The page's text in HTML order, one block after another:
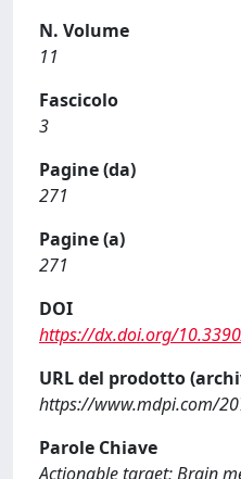
N. Volume
11
Fascicolo
3
Pagine (da)
271
Pagine (a)
271
DOI
https://dx.doi.org/
URL del prodotto
https://www.mdpi.com/
Parole Chiave
Actionable target; Brain